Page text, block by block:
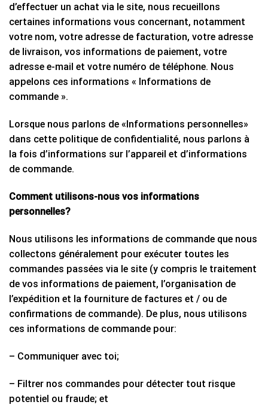
d’effectuer un achat via le site, nous recueillons
certaines informations vous concernant, notamment
votre nom, votre adresse de facturation, votre adresse
de livraison, vos informations de paiement, votre
adresse e-mail et votre numéro de téléphone. Nous
appelons ces informations « Informations de
commande ».
Lorsque nous parlons de «Informations personnelles»
dans cette politique de confidentialité, nous parlons à
la fois d’informations sur l’appareil et d’informations
de commande.
Comment utilisons-nous vos informations
personnelles?
Nous utilisons les informations de commande que nous
collectons généralement pour exécuter toutes les
commandes passées via le site (y compris le traitement
de vos informations de paiement, l’organisation de
l’expédition et la fourniture de factures et / ou de
confirmations de commande). De plus, nous utilisons
ces informations de commande pour:
– Communiquer avec toi;
– Filtrer nos commandes pour détecter tout risque
potentiel ou fraude; et